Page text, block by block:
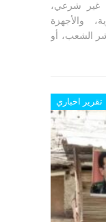
غير شرعي،
والأجهزة
الشعب، أو
تقرير اخباري